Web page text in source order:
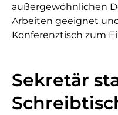
außergewöhnlichen
Arbeiten geeignet
Konferenztisch zum
Sekretär